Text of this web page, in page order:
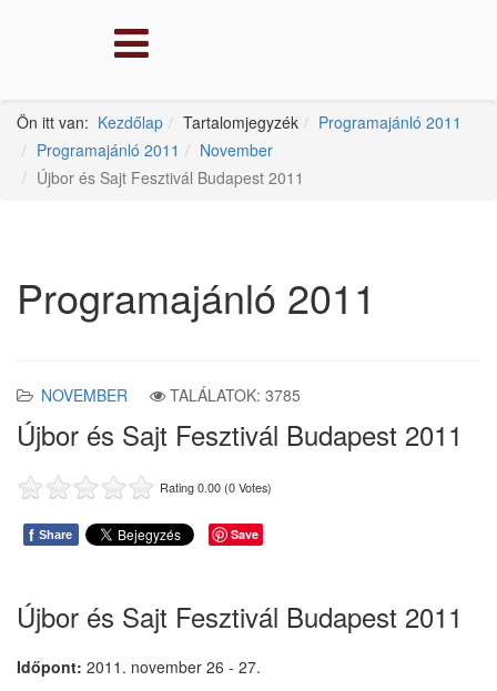
Ön itt van: Kezdőlap Tartalomjegyzék
Programajánló 2011
Programajánló 2011
November
Újbor és Sajt Fesztivál Budapest 2011
Programajánló 2011
NOVEMBER TALÁLATOK: 3785
Újbor és Sajt Fesztivál Budapest 2011
Rating 0.00 (0 Votes)
f Share Save
Újbor és Sajt Fesztivál Budapest 2011
Időpont: 2011. november 26 - 27.